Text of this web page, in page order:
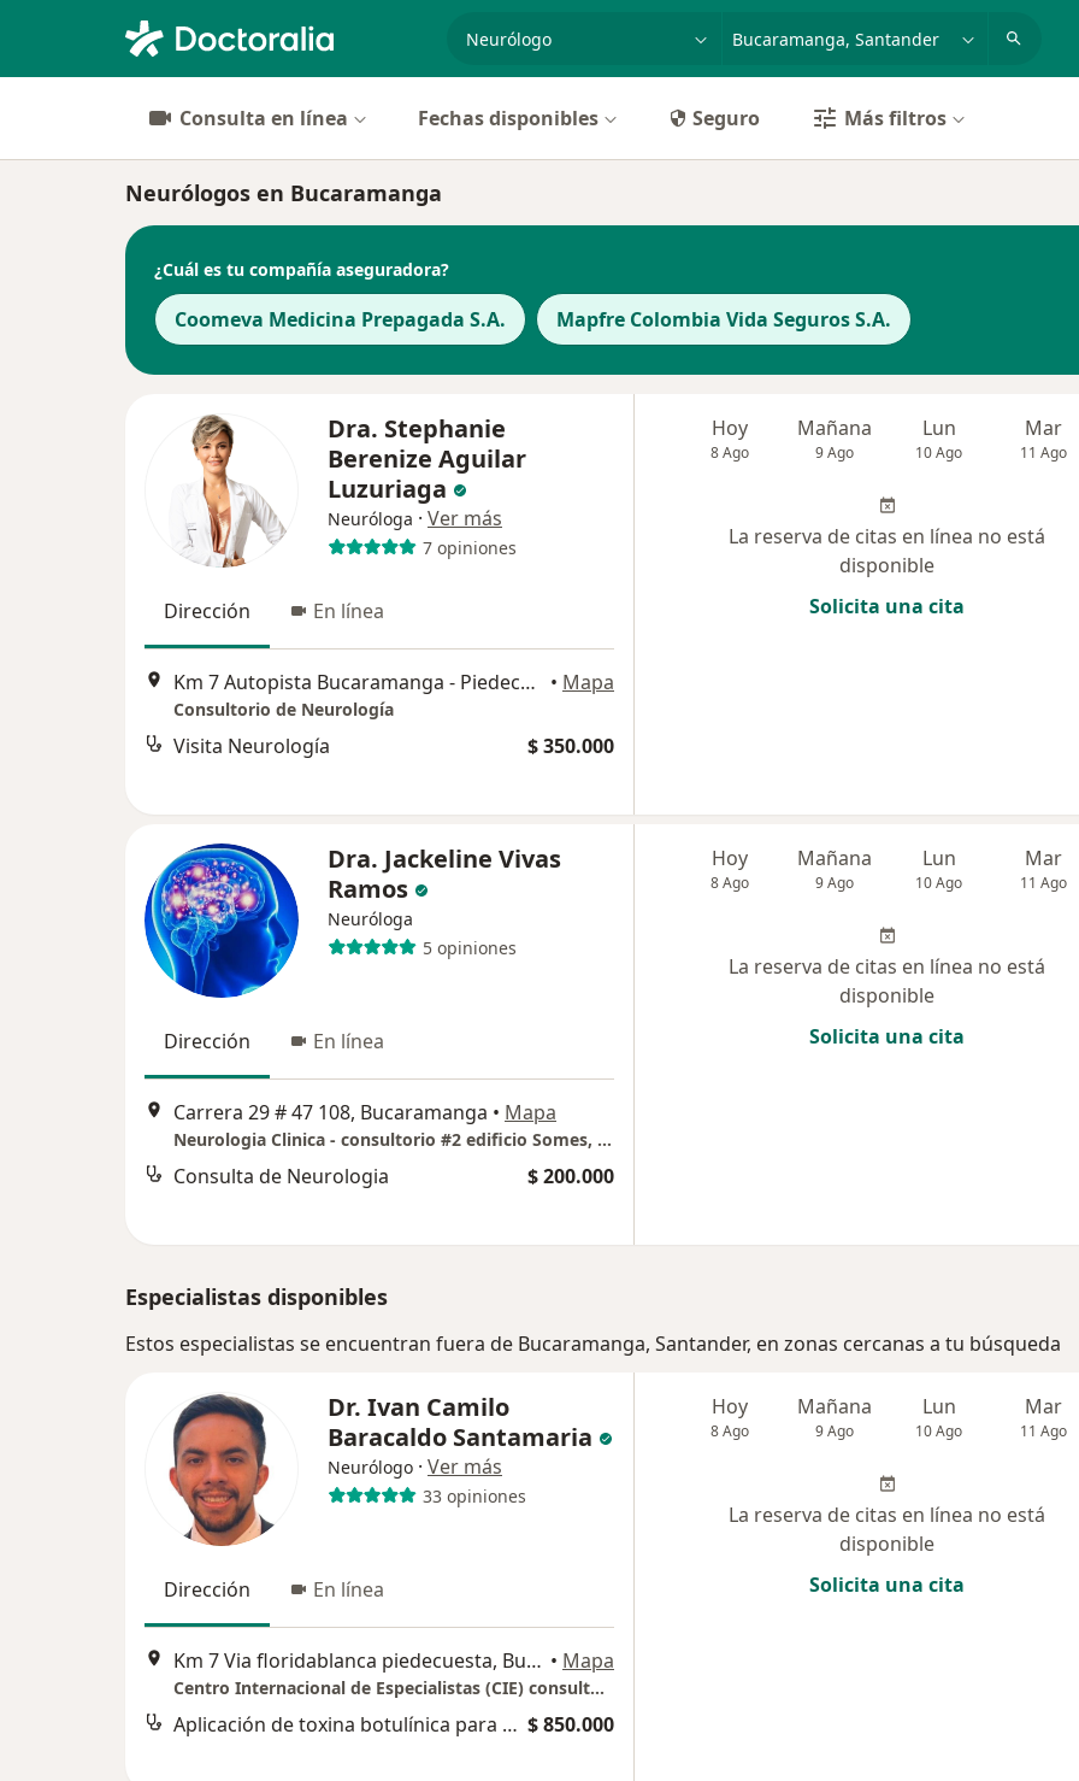
especialidad, enfermedad o nombre
Consulta en línea Fechas disponibles Seguro Más filtros
Neurólogos en Bucaramanga
¿Cuál es tu compañía aseguradora?
Coomeva Medicina Prepagada S.A. Mapfre Colombia Vida Seguros S.A.
Dra. Stephanie
Berenize Aguilar
Luzuriaga
Neuróloga · Ver más
7 opiniones
Dirección En línea
Km 7 Autopista Bucaramanga - Piedecuesta, Bucaramanga • Mapa
Consultorio de Neurología
Visita Neurología $ 350.000
Hoy
8 Ago
Mañana
9 Ago
Lun
10 Ago
Mar
11 Ago
La reserva de citas en línea no está
disponible
Solicita una cita
Dra. Jackeline Vivas
Ramos
Neuróloga
5 opiniones
Dirección En línea
Carrera 29 # 47 108, Bucaramanga • Mapa
Neurologia Clinica - consultorio #2 edificio Somes, sotomayor, Bucaramanga.
Consulta de Neurologia $ 200.000
Hoy
8 Ago
Mañana
9 Ago
Lun
10 Ago
Mar
11 Ago
La reserva de citas en línea no está
disponible
Solicita una cita
Especialistas disponibles
Estos especialistas se encuentran fuera de Bucaramanga, Santander, en zonas cercanas a tu búsqueda
Dr. Ivan Camilo
Baracaldo Santamaria
Neurólogo · Ver más
33 opiniones
Dirección En línea
Km 7 Via floridablanca piedecuesta, Bucaramanga • Mapa
Centro Internacional de Especialistas (CIE) consultorio 11-06 sur
Aplicación de toxina botulínica para enfermedades neurológicas $ 850.000
Hoy
8 Ago
Mañana
9 Ago
Lun
10 Ago
Mar
11 Ago
La reserva de citas en línea no está
disponible
Solicita una cita